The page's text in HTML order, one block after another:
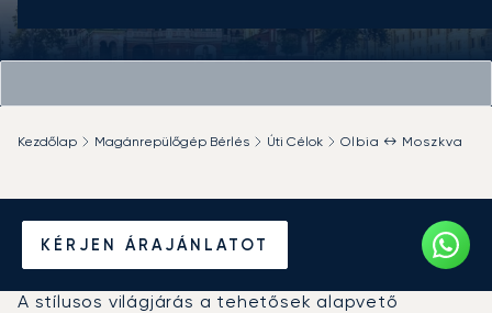
KÉRJEN ÁRAJÁNLATOT
Kezdőlap Magánrepülőgép Bérlés Úti Célok Olbia ↔ Moszkva
Béreljen magánrepülőt
Olbia és Moszkva között
A stílusos világjárás a tehetősek alapvető